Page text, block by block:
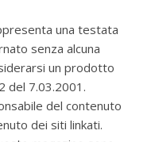
una testata
senza alcuna
un prodotto
del 7.03.2001.
del contenuto
dei siti linkati.